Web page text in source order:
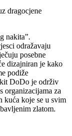
dragocjene
nakita”.
odražavaju
posebne
dizajniran je kako
podiže
DoDo je održiv
organizacijama za
kuća koje se u svim
zlatom.